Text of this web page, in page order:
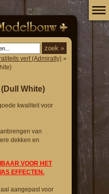
verf (Admiralty) »
White)
kwaliteit voor
van
dekken en
VOOR HET
EFFECTEN.
aangepast voor